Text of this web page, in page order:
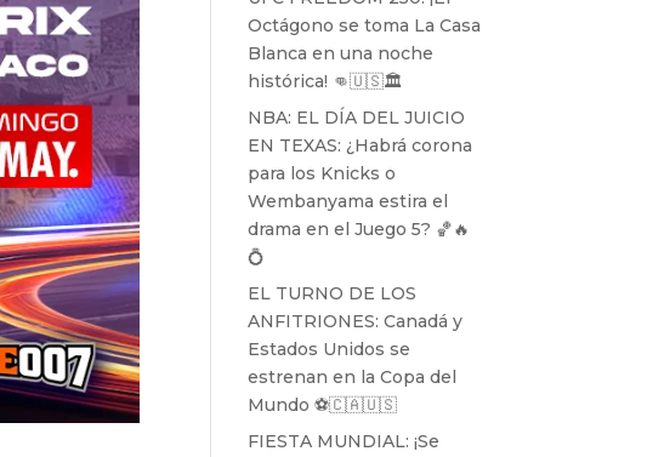
Octágono se toma La Casa
Blanca en una noche
histórica! 👊🇺🇸🏛️
NBA: EL DÍA DEL JUICIO
EN TEXAS: ¿Habrá corona
para los Knicks o
Wembanyama estira el
drama en el Juego 5? 🏀🔥
💍
EL TURNO DE LOS
ANFITRIONES: Canadá y
Estados Unidos se
estrenan en la Copa del
Mundo ⚽️🇨🇦🇺🇸
FIESTA MUNDIAL: ¡Se